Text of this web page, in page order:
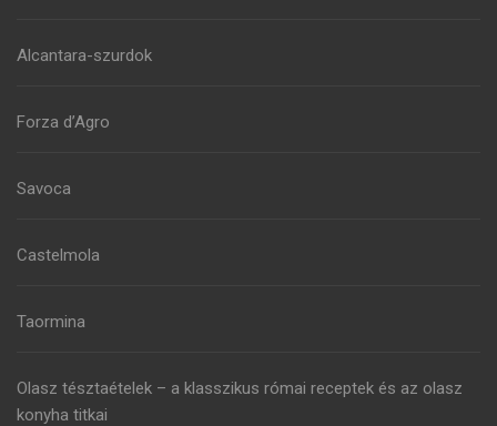
Alcantara-szurdok
Forza d’Agro
Savoca
Castelmola
Taormina
Olasz tésztaételek – a klasszikus római receptek és az olasz
konyha titkai